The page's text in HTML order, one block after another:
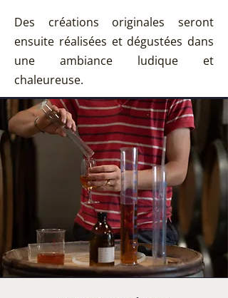
Des créations originales seront
ensuite réalisées et dégustées dans
une ambiance ludique et
chaleureuse.